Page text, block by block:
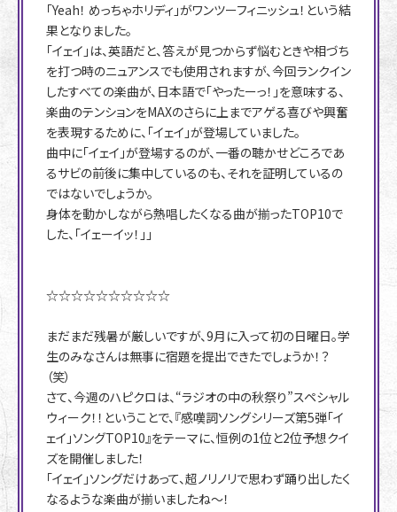
「Yeah！ めっちゃホリディ」がワンツーフィニッシュ！という結
果となりました。
「イェイ」は、英語だと、答えが見つからず悩むときや相づち
を打つ時のニュアンスでも使用されますが、今回ランクイン
したすべての楽曲が、日本語で「やったーっ！」を意味する、
楽曲のテンションをMAXのさらに上までアゲる喜びや興奮
を表現するために、「イェイ」が登場していました。
曲中に「イェイ」が登場するのが、一番の聴かせどころであ
るサビの前後に集中しているのも、それを証明しているの
ではないでしょうか。
身体を動かしながら熱唱したくなる曲が揃ったTOP10で
した、「イェーイッ！」」
☆☆☆☆☆☆☆☆☆☆
まだまだ残暑が厳しいですが、9月に入って初の日曜日。学
生のみなさんは無事に宿題を提出できたでしょうか！？
（笑）
さて、今週のハピクロは、“ラジオの中の秋祭り”スペシャル
ウィーク！！ということで、『感嘆詞ソングシリーズ第5弾「イ
ェイ」ソングTOP10』をテーマに、恒例の1位と2位予想クイ
ズを開催しました！
「イェイ」ソングだけあって、超ノリノリで思わず踊り出したく
なるような楽曲が揃いましたね〜！